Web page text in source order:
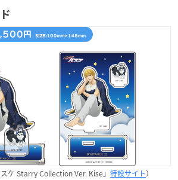
ケ Starry Collection Ver. Kise」 特設サイト）